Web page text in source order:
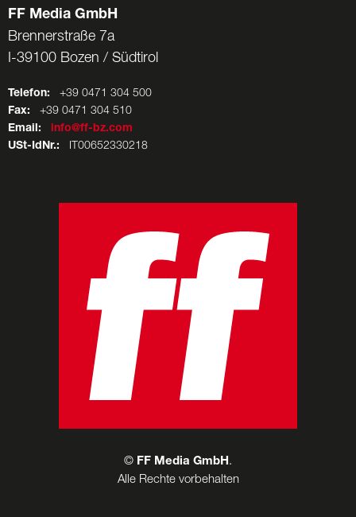
FF Media GmbH
Brennerstraße 7a
I-39100 Bozen / Südtirol
Telefon: +39 0471 304 500
Fax: +39 0471 304 510
Email:
info@ff-bz.com
USt-IdNr.: IT00652330218
© FF Media GmbH .
Alle Rechte vorbehalten